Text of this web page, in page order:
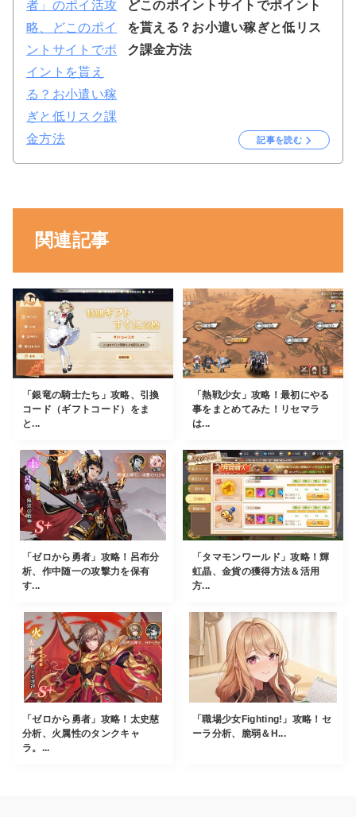
どこのポイントサイトでポイント
を貰える？お小遣い稼ぎと低リス
ク課金方法
記事を読む
関連記事
「銀竜の騎士たち」攻略、引換
コード（ギフトコード）をま
と...
「熱戦少女」攻略！最初にやる
事をまとめてみた！リセマラ
は...
「ゼロから勇者」攻略！呂布分
析、作中随一の攻撃力を保有
す...
「タマモンワールド」攻略！輝
虹晶、金貨の獲得方法＆活用
方...
「ゼロから勇者」攻略！太史慈
分析、火属性のタンクキャ
ラ。...
「職場少女Fighting!」攻略！セ
ーラ分析、脆弱＆H...